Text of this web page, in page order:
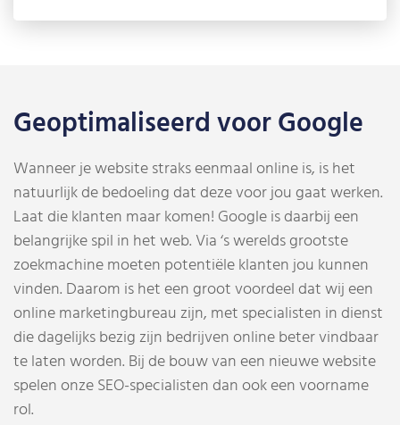
Geoptimaliseerd voor Google
Wanneer je website straks eenmaal online is, is het
natuurlijk de bedoeling dat deze voor jou gaat werken.
Laat die klanten maar komen! Google is daarbij een
belangrijke spil in het web. Via ‘s werelds grootste
zoekmachine moeten potentiële klanten jou kunnen
vinden. Daarom is het een groot voordeel dat wij een
online marketingbureau zijn, met specialisten in dienst
die dagelijks bezig zijn bedrijven online beter vindbaar
te laten worden. Bij de bouw van een nieuwe website
spelen onze SEO-specialisten dan ook een voorname
rol.